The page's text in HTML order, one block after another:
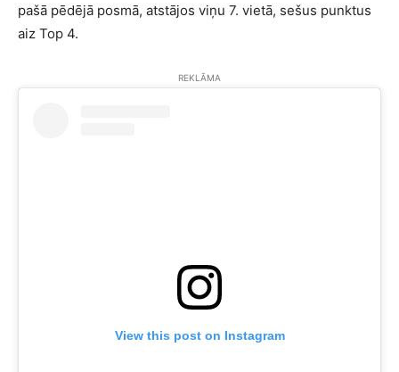
pašā pēdējā posmā, atstājos viņu 7. vietā, sešus punktus
aiz Top 4.
REKLĀMA
View this post on Instagram